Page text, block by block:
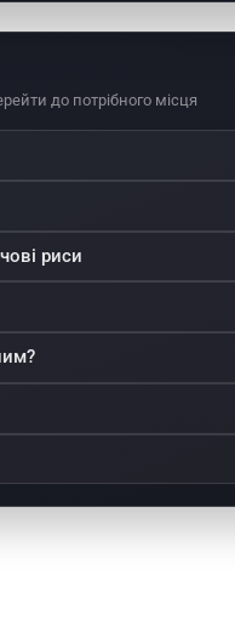
и для
до потрібного місця
риси